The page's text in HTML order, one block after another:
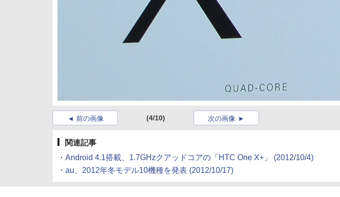
前の画像 (4/10) 次の画像
関連記事
・ Android 4.1搭載、1.7GHzクアッドコアの「HTC One X+」
(2012/10/4)
・ au、2012年冬モデル10機種を発表 (2012/10/17)